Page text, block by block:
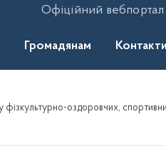
Офіційний вебпортал
Громадянам Контакти